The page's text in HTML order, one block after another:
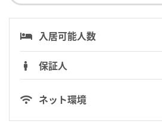
入居可能人数
保証人
ネット環境